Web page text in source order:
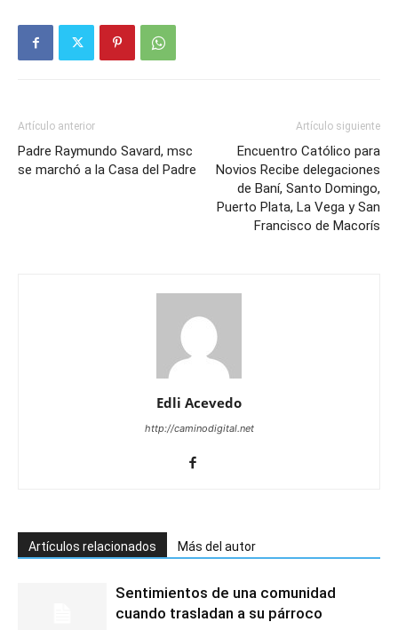
Artículo anterior
Padre Raymundo Savard, msc
se marchó a la Casa del Padre
Artículo siguiente
Encuentro Católico para
Novios Recibe delegaciones
de Baní, Santo Domingo,
Puerto Plata, La Vega y San
Francisco de Macorís
Edli Acevedo
http://caminodigital.net
Artículos relacionados Más del autor
Sentimientos de una comunidad
cuando trasladan a su párroco